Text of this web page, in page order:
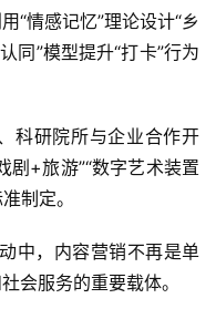
“情感记忆”理论设计“乡
同”模型提升“打卡”行为
科研院所与企业合作开
剧+旅游”“数字艺术装置
制定。
中，内容营销不再是单
会服务的重要载体。